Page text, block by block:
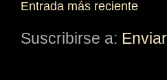
Entrada más reciente
Suscribirse a: